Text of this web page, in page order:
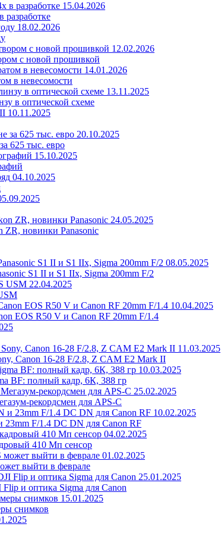
15.04.2026
разработке
18.02.2026
12.02.2026
с новой прошивкой
14.01.2026
в невесомости
13.11.2025
в оптической схеме
10.11.2025
20.10.2025
625 тыс. евро
15.10.2025
04.10.2025
24.05.2025
новинки Panasonic
08.05.2025
S1 II и S1 IIх, Sigma 200mm F/2
22.04.2025
10.04.2025
EOS R50 V и Canon RF 20mm F/1.4
11.03.2025
Canon 16-28 F/2.8, Z CAM E2 Mark II
10.03.2025
BF: полный кадр, 6К, 388 гр
25.02.2025
рекордсмен для APS-C
10.02.2025
F/1.4 DC DN для Canon RF
04.02.2025
410 Мп сенсор
01.02.2025
выйти в феврале
25.01.2025
и оптика Sigma для Canon
15.01.2025
снимков